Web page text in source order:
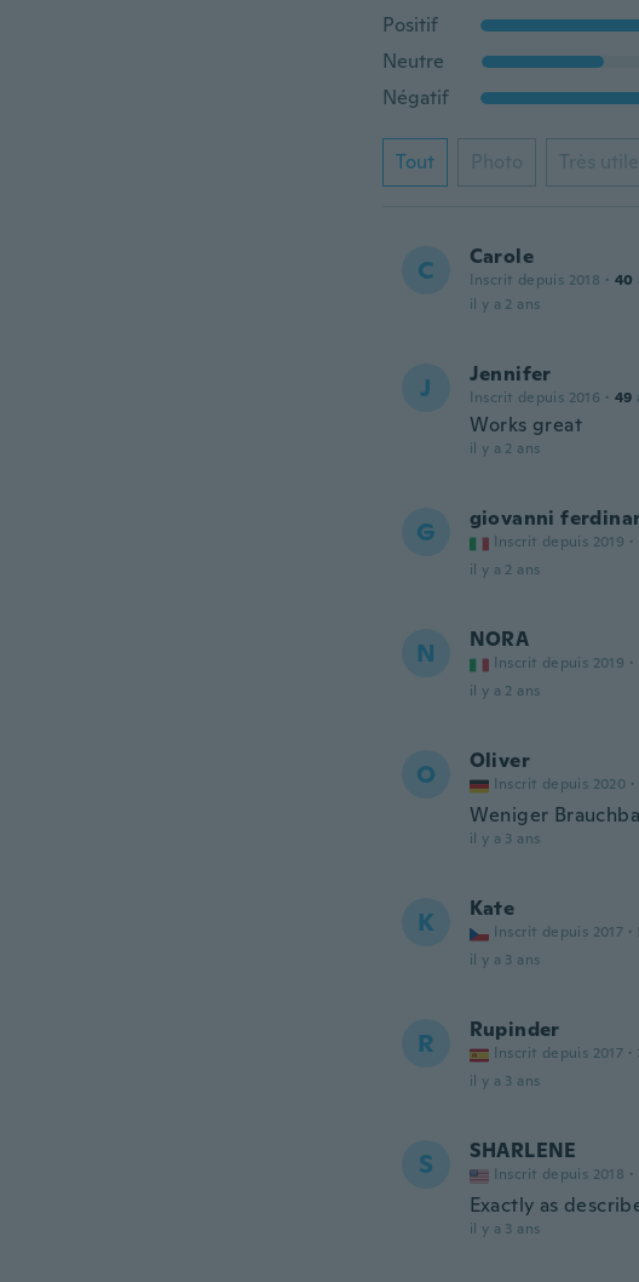
Positif
Neutre
Négatif
Tout Photo Très utile
C Carole
Inscrit depuis 2018 · 40
il y a 2 ans
J Jennifer
Inscrit depuis 2016 · 49
Works great
il y a 2 ans
G giovanni
Inscrit depuis 2019 ·
il y a 2 ans
N NORA
Inscrit depuis 2019 ·
il y a 2 ans
O Oliver
Inscrit depuis 2020 ·
Weniger
il y a 3 ans
K Kate
Inscrit depuis 2017 ·
il y a 3 ans
R Rupinder
Inscrit depuis 2017 ·
il y a 3 ans
S SHARLENE
Inscrit depuis 2018 ·
Exactly as
il y a 3 ans